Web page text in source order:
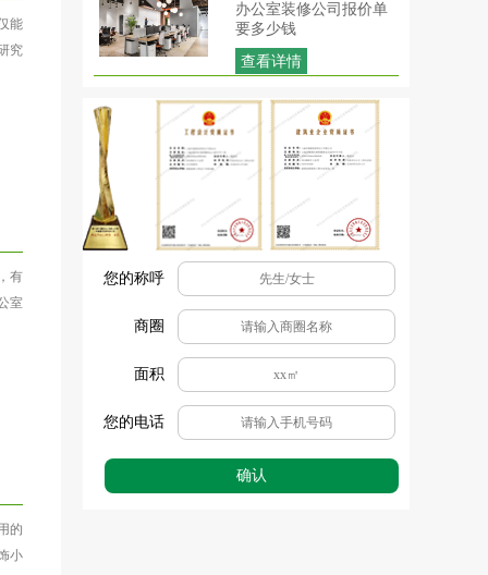
办公室装修公司报价单
要多少钱
查看详情
您的称呼
商圈
面积
您的电话
确认
能
究
有
室
的
小